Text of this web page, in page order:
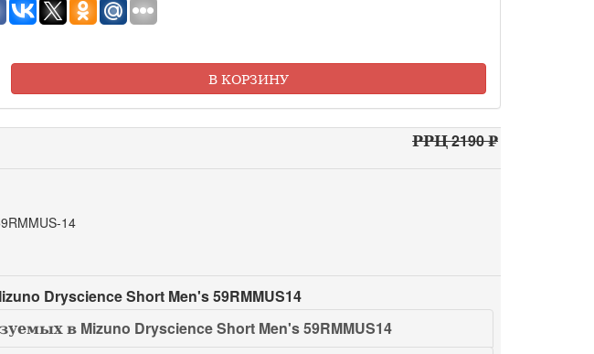
В КОРЗИНУ
РРЦ 2190 ₽
14
Dryscience Short Men's 59RMMUS14
в Mizuno Dryscience Short Men's 59RMMUS14